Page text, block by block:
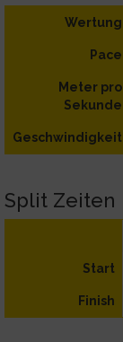
Wertung
Pace
Meter pro
Sekunde
Geschwindigkeit
Split Zeiten
Start
Finish